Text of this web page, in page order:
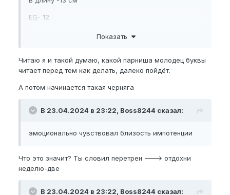
EG- 12
( чуть позже измерю полностью )
Цель : 16/14
Предусловие : После сомнений в размере члена ,
ютуб и начал потихоньку изучать и начитавшись
успешных историй, взялся за тренировки в
неопытности и не в полной серьезности ,
растягивания делал сразу по 15-20 минут и
делал через день и на 4 четвертый день после
Показать
Читаю я и такой думаю, какой парниша молодец буквы
читает перед тем как делать, далеко пойдёт.
А потом начинается такая черняга
В 23.04.2024 в 23:22, Boss8244 сказал:
эмоционально чувствовал близость импотенции
Что это значит? Ты словил перетрен ---> отдохни
неделю-две
В 23.04.2024 в 23:22, Boss8244 сказал: